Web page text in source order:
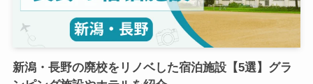
新潟・長野の廃校をリノベした宿泊施設【5選】グラ